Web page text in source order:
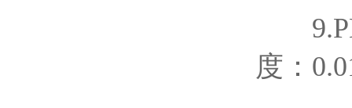
9.PH
度：